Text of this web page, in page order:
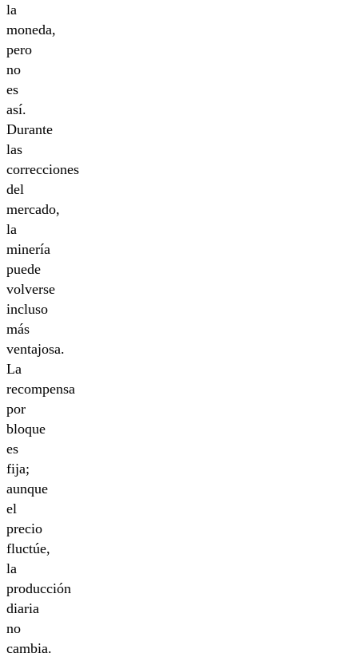
la
moneda,
pero
no
es
así.
Durante
las
correcciones
del
mercado,
la
minería
puede
volverse
incluso
más
ventajosa.
La
recompensa
por
bloque
es
fija;
aunque
el
precio
fluctúe,
la
producción
diaria
no
cambia.